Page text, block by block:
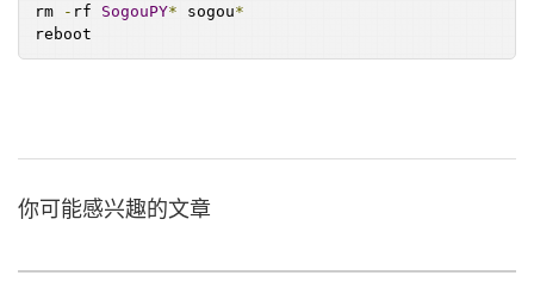
rm
- rf SogouPY* sogou*
reboot
你可能感兴趣的文章